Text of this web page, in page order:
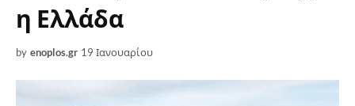
η Ελλάδα
by enoplos.gr 19 Ιανουαρίου